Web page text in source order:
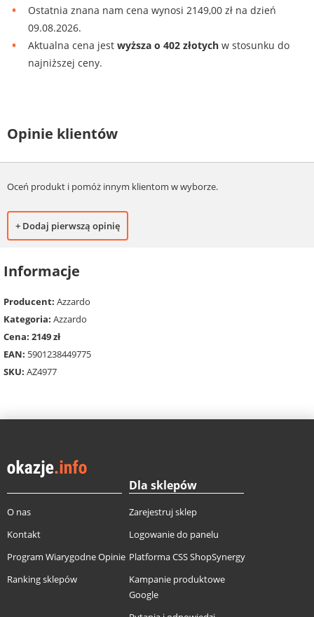
Ostatnia znana nam cena wynosi 2149,00 zł na dzień
09.08.2026.
Aktualna cena jest wyższa o 402 złotych w stosunku do
najniższej ceny.
Opinie klientów
Oceń produkt i pomóż innym klientom w wyborze.
+ Dodaj pierwszą opinię
Informacje
Producent: Azzardo
Kategoria: Azzardo
Cena: 2149 zł
EAN: 5901238449775
SKU: AZ4977
O nas
Kontakt
Program Wiarygodne Opinie
Ranking sklepów
Dla sklepów
Zarejestruj sklep
Logowanie do panelu
Platforma CSS ShopSynergy
Kampanie produktowe
Google